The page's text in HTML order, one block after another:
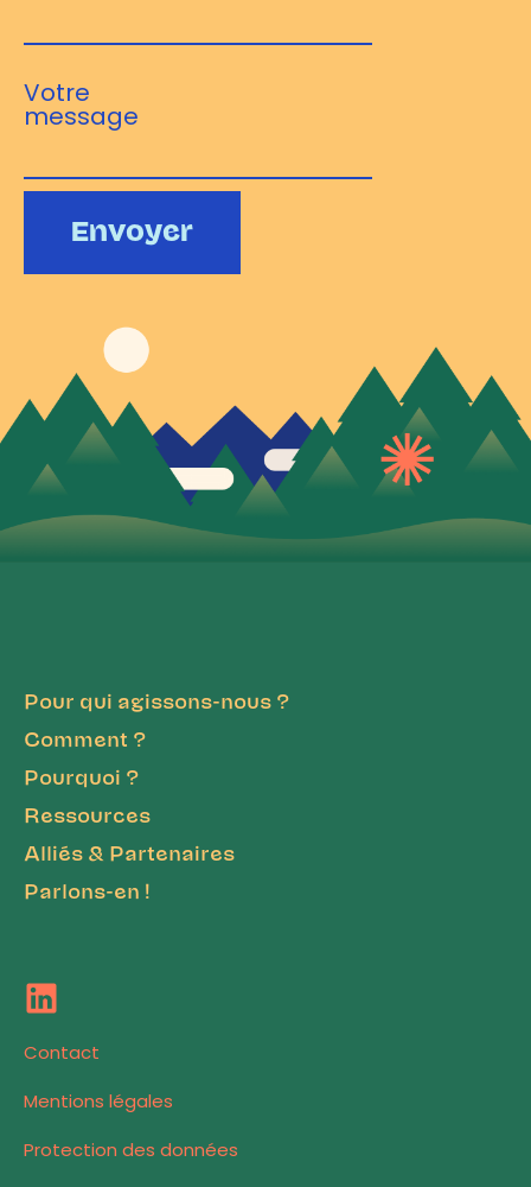
Votre
message
Pour qui agissons-nous ?
Comment ?
Pourquoi ?
Ressources
Alliés & Partenaires
Parlons-en !
Contact
Mentions légales
Protection des données